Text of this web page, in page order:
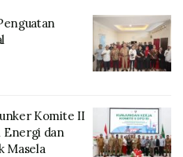
Komite II
Energi dan
Masela